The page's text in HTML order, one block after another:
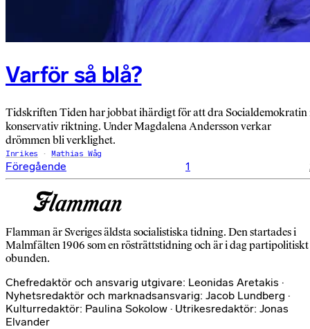
Varför så blå?
Tidskriften Tiden har jobbat ihärdigt för att dra Socialdemokratin
konservativ riktning. Under Magdalena Andersson verkar
drömmen bli verklighet.
Inrikes Mathias Wåg
Sidnumrering
inlägg
Föregående 1
Flamman är Sveriges äldsta socialistiska tidning. Den startades i
Malmfälten 1906 som en rösträttstidning och är i dag partipolitiskt
obunden.
Chefredaktör och ansvarig utgivare: Leonidas Aretakis ·
Nyhetsredaktör och marknadsansvarig: Jacob Lundberg ·
Kulturredaktör: Paulina Sokolow · Utrikesredaktör: Jonas
Elvander